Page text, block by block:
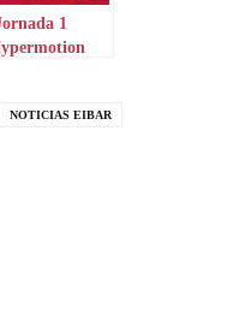
1
NOTICIAS EIBAR